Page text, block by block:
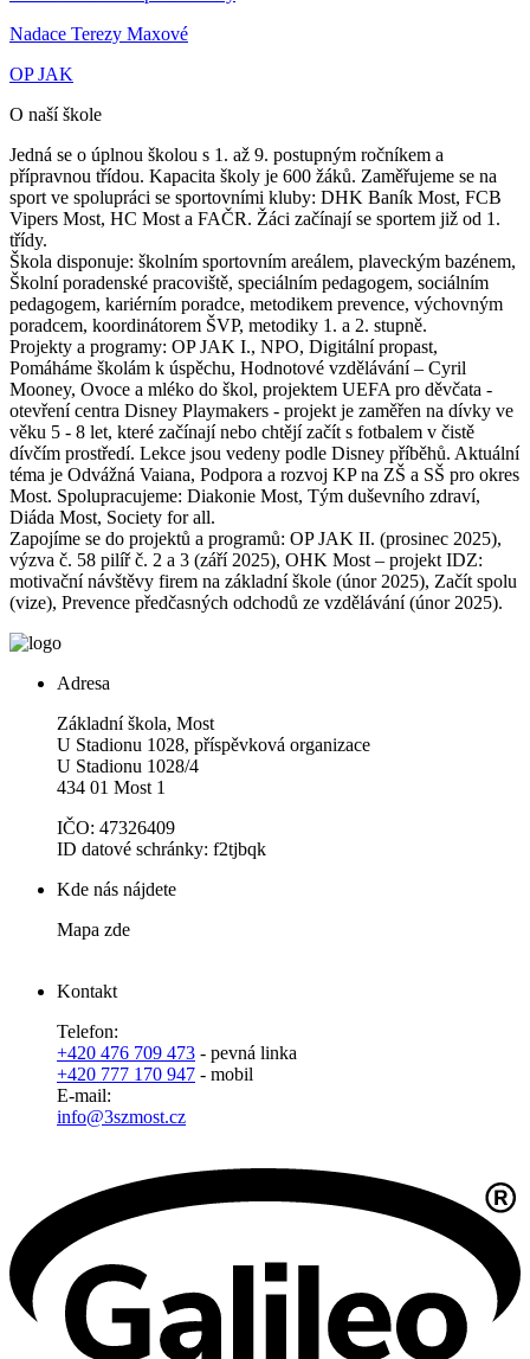
Nadace Terezy Maxové
OP JAK
O naší škole
Jedná se o úplnou školou s 1. až 9. postupným ročníkem a
přípravnou třídou. Kapacita školy je 600 žáků. Zaměřujeme se na
sport ve spolupráci se sportovními kluby: DHK Baník Most, FCB
Vipers Most, HC Most a FAČR. Žáci začínají se sportem již od 1.
třídy.
Škola disponuje: školním sportovním areálem, plaveckým bazénem,
Školní poradenské pracoviště, speciálním pedagogem, sociálním
pedagogem, kariérním poradce, metodikem prevence, výchovným
poradcem, koordinátorem ŠVP, metodiky 1. a 2. stupně.
Projekty a programy: OP JAK I., NPO, Digitální propast,
Pomáháme školám k úspěchu, Hodnotové vzdělávání – Cyril
Mooney, Ovoce a mléko do škol, projektem UEFA pro děvčata -
otevření centra Disney Playmakers - projekt je zaměřen na dívky ve
věku 5 - 8 let, které začínají nebo chtějí začít s fotbalem v čistě
dívčím prostředí. Lekce jsou vedeny podle Disney příběhů. Aktuální
téma je Odvážná Vaiana, Podpora a rozvoj KP na ZŠ a SŠ pro okres
Most. Spolupracujeme: Diakonie Most, Tým duševního zdraví,
Diáda Most, Society for all.
Zapojíme se do projektů a programů: OP JAK II. (prosinec 2025),
výzva č. 58 pilíř č. 2 a 3 (září 2025), OHK Most – projekt IDZ:
motivační návštěvy firem na základní škole (únor 2025), Začít spolu
(vize), Prevence předčasných odchodů ze vzdělávání (únor 2025).
Adresa
Základní škola, Most
U Stadionu 1028, příspěvková organizace
U Stadionu 1028/4
434 01 Most 1
IČO: 47326409
ID datové schránky: f2tjbqk
Kde nás nájdete
Mapa zde
Kontakt
Telefon:
+420 476 709 473 - pevná linka
+420 777 170 947 - mobil
E-mail:
info@3szmost.cz